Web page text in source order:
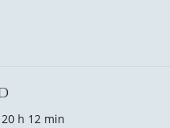
h 12 min